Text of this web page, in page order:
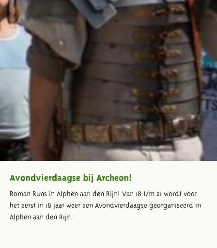
Avondvierdaagse bij Archeon!
Roman Runs in Alphen aan den Rijn! Van 18 t/m 21 wordt voor
het eerst in 18 jaar weer een Avondvierdaagse georganiseerd in
Alphen aan den Rijn.